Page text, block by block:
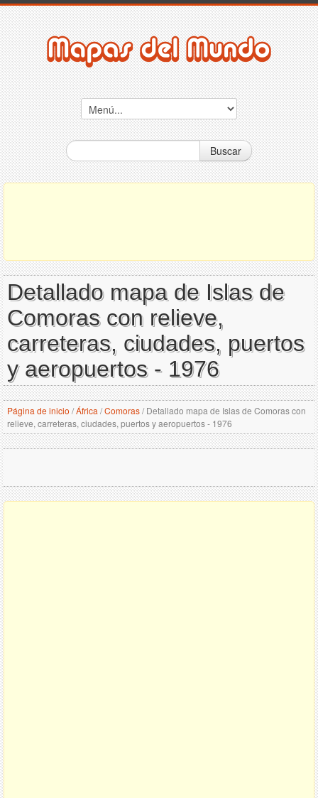
Buscar
Detallado mapa de Islas de
Comoras con relieve,
carreteras, ciudades, puertos
y aeropuertos - 1976
Página de inicio /África /Comoras/Detallado mapa de Islas de Comoras con
relieve, carreteras, ciudades, puertos y aeropuertos - 1976